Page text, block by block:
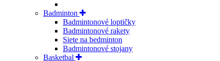
Badminton
Badmintonové loptičky
Badmintonové rakety
Siete na bedminton
Badmintonové stojany
Basketbal